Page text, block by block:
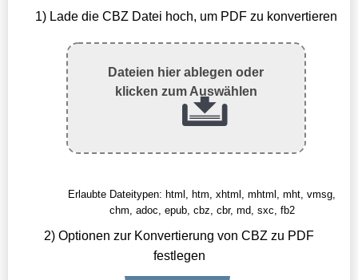
1) Lade die CBZ Datei hoch, um PDF zu konvertieren
Dateien hier ablegen oder
klicken zum Auswählen
Erlaubte Dateitypen: html, htm, xhtml, mhtml, mht, vmsg,
chm, adoc, epub, cbz, cbr, md, sxc, fb2
2) Optionen zur Konvertierung von CBZ zu PDF
festlegen